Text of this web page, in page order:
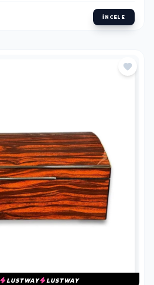
İNCELE
LUSTWAY LUSTWAY